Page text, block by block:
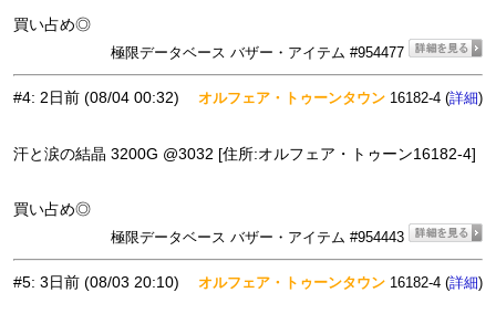
買い占め◎
極限データベース バザー・アイテム #954477
#4: 2日前 (08/04 00:32) オルフェア・トゥーンタウン 16182-4 (詳細)
汗と涙の結晶 3200G @3032 [住所:オルフェア・トゥーン16182-4]
買い占め◎
極限データベース バザー・アイテム #954443
#5: 3日前 (08/03 20:10) オルフェア・トゥーンタウン 16182-4 (詳細)